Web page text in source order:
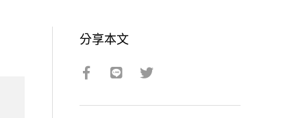
分享本文